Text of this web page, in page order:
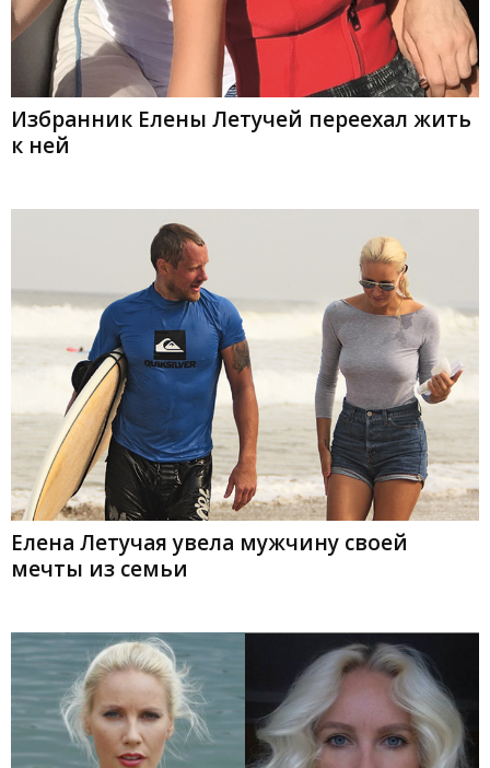
Избранник Елены Летучей переехал жить
к ней
Елена Летучая увела мужчину своей
мечты из семьи